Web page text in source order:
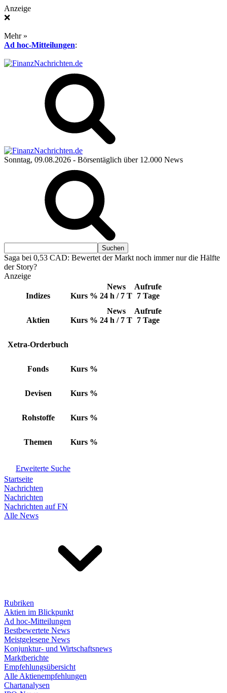
Anzeige
❌
Mehr »
Ad hoc-Mitteilungen:
Sonntag, 09.08.2026 - Börsentäglich über 12.000 News
Saga bei 0,53 CAD: Bewertet der Markt noch immer nur die Hälfte
der Story?
Anzeige
Indizes Kurs %
News
24 h / 7 T
Aufrufe
7 Tage
Aktien Kurs %
News
24 h / 7 T
Aufrufe
7 Tage
Xetra-Orderbuch
Fonds Kurs %
Devisen Kurs %
Rohstoffe Kurs %
Themen Kurs %
Erweiterte Suche
Startseite
Nachrichten
Nachrichten
Nachrichten auf FN
Alle News
Rubriken
Aktien im Blickpunkt
Ad hoc-Mitteilungen
Bestbewertete News
Meistgelesene News
Konjunktur- und Wirtschaftsnews
Marktberichte
Empfehlungsübersicht
Alle Aktienempfehlungen
Chartanalysen